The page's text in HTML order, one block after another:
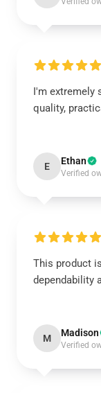
I'm extremely
quality,
E Ethan
Verified
This product
dependability
M Madison
Verified